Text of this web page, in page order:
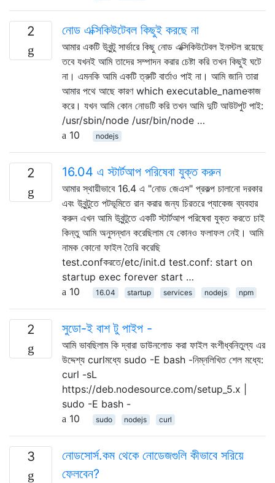
2 নোড এক্সিকিউটেবল কিছুই করছে না
আমার একটি উবুন্টু সার্ভারে কিছু নোড এক্সিকিউটেবল ইনস্টল রয়েছে
তবে যখনই আমি তাদের সম্পাদন করার চেষ্টা করি তখন কিছুই ঘটে
না। এমনকি আমি একটি ত্রুটি বার্তাও পাই না। আমি জানি তারা
আমার পথে আছে কারণ which executable_nameকাজ
করে। যখন আমি কোন নোডটি করি তখন আমি দুটি আউটপুট পাই:
/usr/sbin/node /usr/bin/node …
10
nodejs
2 16.04 এ স্টার্টআপ পরিষেবা যুক্ত করুন
আমার স্থায়ীভাবে 16.4 এ "নোড জেএস" প্রকল্প চালানো দরকার
এবং উবুন্টুতে পটভূমিতে রান করার জন্য চিরতরে প্যাকেজ ব্যবহার
করুন এখন আমি উবুন্টুতে একটি স্টার্টআপ পরিষেবা যুক্ত করতে চাই
কিন্তু আমি অনুসন্ধান করেছিলাম যে কোনও ফলাফল নেই। আমি
নামক কোনো ফাইল তৈরি করেছি
test.confকরতে/etc/init.d test.conf: start on
startup exec forever start …
10
16.04 startup services nodejs npm
2 সুডো-ই বাশ টু পাইপ -
আমি ভাবছিলাম কি দ্বারা ডাউনলোড করা ফাইল বংশীধ্বনিতুল্য এর
উদ্দেশ্য curlমধ্যে sudo -E bash -নিম্নলিখিত শেল মধ্যে:
curl -sL
https://deb.nodesource.com/setup_5.x |
sudo -E bash -
10
sudo nodejs curl
3
নোডসোর্স.কম থেকে নোডেজগুলি কীভাবে সরিয়ে
ফেলবেন?